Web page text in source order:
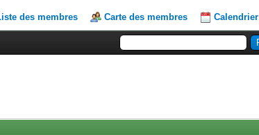
des membres Carte des membres Calendrier